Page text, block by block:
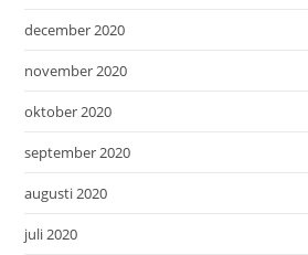
december 2020
november 2020
oktober 2020
september 2020
augusti 2020
juli 2020